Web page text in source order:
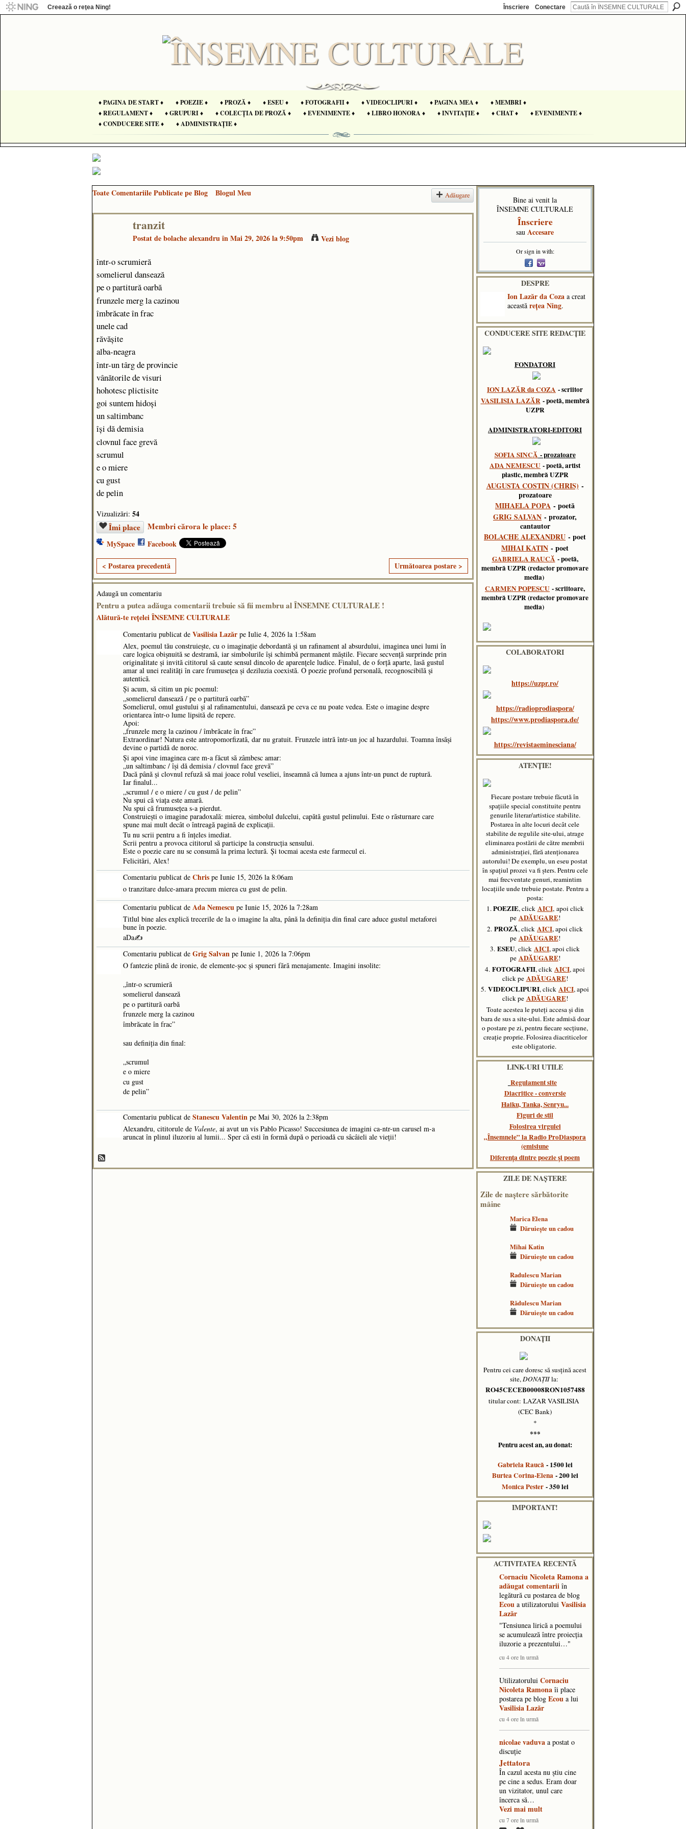
Creează o reţea Ning! Înscriere Conectare
♦ PAGINA DE START ♦ ♦ POEZIE ♦ ♦ PROZĂ ♦ ♦ ESEU ♦ ♦ FOTOGRAFII ♦ ♦ VIDEOCLIPURI ♦ ♦ PAGINA MEA ♦
♦ MEMBRI ♦
♦ REGULAMENT ♦
♦ GRUPURI ♦ ♦ COLECȚIA DE PROZĂ ♦ ♦ EVENIMENTE ♦ ♦ LIBRO HONORA ♦ ♦ INVITAȚIE ♦ ♦ CHAT ♦
♦ EVENIMENTE ♦
♦ CONDUCERE SITE ♦
♦ ADMINISTRAȚIE ♦
Toate Comentariile Publicate pe Blog Blogul Meu Adăugare
tranzit
Postat debolache alexandruîn Mai 29, 2026 la 9:50pm Vezi blog
într-o scrumieră
somelierul dansează
pe o partitură oarbă
frunzele merg la cazinou
îmbrăcate în frac
unele cad
răvășite
alba-neagra
într-un târg de provincie
vânătorile de visuri
hohotesc plictisite
goi suntem hidoși
un saltimbanc
își dă demisia
clovnul face grevă
scrumul
e o miere
cu gust
de pelin
Vizualizări: 54
Îmi place Membri cărora le place: 5
MySpace Facebook
< Postarea precedentă Următoarea postare >
Adaugă un comentariu
Pentru a putea adăuga comentarii trebuie să fii membru al ÎNSEMNE CULTURALE !
Alătură-te reţelei ÎNSEMNE CULTURALE
Comentariu publicat de Vasilisia Lazăr pe Iulie 4, 2026 la 1:58am
Alex, poemul tău construiește, cu o imaginație debordantă și un rafinament al absurdului, imaginea unei lumi în
care logica obișnuită se destramă, iar simbolurile își schimbă permanent măștile. Fiecare secvență surprinde prin
originalitate și invită cititorul să caute sensul dincolo de aparențele ludice. Finalul, de o forță aparte, lasă gustul
amar al unei realități în care frumusețea și deziluzia coexistă. O poezie profund personală, recognoscibilă și
autentică.
Și acum, să citim un pic poemul:
„somelierul dansează / pe o partitură oarbă”
Somelierul, omul gustului și al rafinamentului, dansează pe ceva ce nu poate vedea. Este o imagine despre
orientarea într-o lume lipsită de repere.
Apoi:
„frunzele merg la cazinou / îmbrăcate în frac”
Extraordinar! Natura este antropomorfizată, dar nu gratuit. Frunzele intră într-un joc al hazardului. Toamna însăși
devine o partidă de noroc.
Și apoi vine imaginea care m-a făcut să zâmbesc amar:
„un saltimbanc / își dă demisia / clovnul face grevă”
Dacă până și clovnul refuză să mai joace rolul veseliei, înseamnă că lumea a ajuns într-un punct de ruptură.
Iar finalul...
„scrumul / e o miere / cu gust / de pelin”
Nu spui că viața este amară.
Nu spui că frumusețea s-a pierdut.
Construiești o imagine paradoxală: mierea, simbolul dulcelui, capătă gustul pelinului. Este o răsturnare care
spune mai mult decât o întreagă pagină de explicații.
Tu nu scrii pentru a fi înțeles imediat.
Scrii pentru a provoca cititorul să participe la construcția sensului.
Este o poezie care nu se consumă la prima lectură. Și tocmai acesta este farmecul ei.
Felicitări, Alex!
Comentariu publicat de Chris pe Iunie 15, 2026 la 8:06am
o tranzitare dulce-amara precum mierea cu gust de pelin.
Comentariu publicat de Ada Nemescu pe Iunie 15, 2026 la 7:28am
Titlul bine ales explică trecerile de la o imagine la alta, până la definiția din final care aduce gustul metaforei
bune în poezie.
aDa✍️
Comentariu publicat de Grig Salvan pe Iunie 1, 2026 la 7:06pm
O fantezie plină de ironie, de elemente-șoc și spuneri fără menajamente. Imagini insolite:
„într-o scrumieră
somelierul dansează
pe o partitură oarbă
frunzele merg la cazinou
îmbrăcate în frac”
sau definiția din final:
„scrumul
e o miere
cu gust
de pelin”
Comentariu publicat de Stanescu Valentin pe Mai 30, 2026 la 2:38pm
Alexandru, cititorule de Valente, ai avut un vis Pablo Picasso! Succesiunea de imagini ca-ntr-un carusel m-a
aruncat în plinul iluzoriu al lumii... Sper că esti în formă după o perioadă cu sâcâieli ale vieţii!
Bine ai venit la
ÎNSEMNE CULTURALE
Înscriere
sau Accesare
Or sign in with:
DESPRE
Ion Lazăr da Coza a creat
această reţea Ning.
CONDUCERE SITE REDACȚIE
FONDATORI
ION LAZĂR da COZA - scriitor
VASILISIA LAZĂR - poetă, membră
UZPR
ADMINISTRATORI-EDITORI
SOFIA SINCĂ - prozatoare
ADA NEMESCU - poetă, artist
plastic, membră UZPR
AUGUSTA COSTIN (CHRIS) -
prozatoare
MIHAELA POPA - poetă
GRIG SALVAN - prozator,
cantautor
BOLACHE ALEXANDRU - poet
MIHAI KATIN - poet
GABRIELA RAUCĂ - poetă,
membră UZPR (redactor promovare
media)
CARMEN POPESCU - scriitoare,
membră UZPR (redactor promovare
media)
COLABORATORI
https://uzpr.ro/
https://radioprodiaspora/
https://www.prodiaspora.de/
https://revistaeminesciana/
ATENȚIE!
Fiecare postare trebuie făcută în
spaţiile special constituite pentru
genurile literar/artistice stabilite.
Postarea în alte locuri decât cele
stabilite de regulile site-ului, atrage
eliminarea postării de către membrii
administraţiei, fără atenţionarea
autorului! De exemplu, un eseu postat
în spațiul prozei va fi șters. Pentru cele
mai frecventate genuri, reamintim
locațiile unde trebuie postate. Pentru a
posta:
1.POEZIE, click AICI, apoi click
pe ADĂUGARE!
2. PROZĂ, click AICI, apoi click
pe ADĂUGARE!
3. ESEU, click AICI, apoi click
pe ADĂUGARE!
4. FOTOGRAFII, click AICI, apoi
click pe ADĂUGARE!
5. VIDEOCLIPURI, click AICI,apoi
click pe ADĂUGARE!
Toate acestea le puteți accesa și din
bara de sus a site-ului. Este admisă doar
o postare pe zi, pentru fiecare secțiune,
creație proprie. Folosirea diacriticelor
este obligatorie.
LINK-URI UTILE
Regulament site
Diacritice - conversie
Haiku, Tanka, Senryu...
Figuri de stil
Folosirea virgulei
„Însemnele” la Radio ProDiaspora
(emisiune
Diferența dintre poezie și poem
ZILE DE NAŞTERE
Zile de naştere sărbătorite
mâine
Marica Elena
Dăruieşte un cadou
Mihai Katin
Dăruieşte un cadou
Radulescu Marian
Dăruieşte un cadou
Rădulescu Marian
Dăruieşte un cadou
DONAȚII
Pentru cei care doresc să susțină acest
site, DONAȚIIla:
RO45CECEB00008RON1057488
titular cont: LAZAR VASILISIA
(CEC Bank)
*
***
Pentru acest an, au donat:
Gabriela Raucă- 1500 lei
Burtea Corina-Elena- 200 lei
Monica Pester- 350 lei
IMPORTANT!
ACTIVITATEA RECENTĂ
Cornaciu Nicoleta Ramonaa
adăugat comentarii în
legătură cu postarea de blog
Ecou a utilizatorului Vasilisia
Lazăr
"​Tensiunea lirică a poemului
se acumulează între proiecția
iluzorie a prezentului…"
cu 4 ore în urmă
Utilizatorului Cornaciu
Nicoleta Ramona îi place
postarea pe blog Ecou a lui
Vasilisia Lazăr
cu 4 ore în urmă
nicolae vaduva a postat o
discuţie
Jettatora
În cazul acesta nu știu cine
pe cine a sedus. Eram doar
un vizitator, unul care
încerca să…
Vezi mai mult
cu 7 ore în urmă